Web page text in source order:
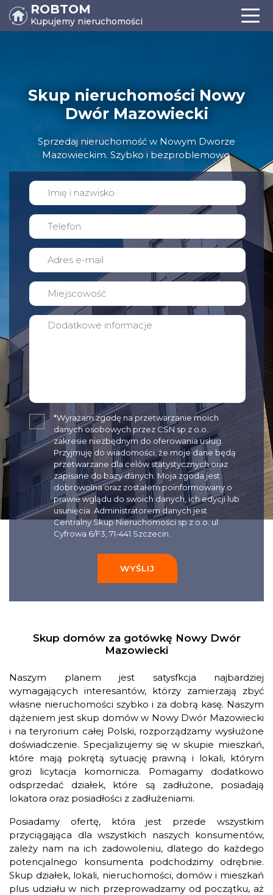
ROBTOM
Kupujemy nieruchomości
Skup nieruchomości Nowy
Dwór Mazowiecki
Sprzedaj nieruchomość w Nowym Dworze
Mazowieckim. Szybko i bezproblemowo.
✓
*Wyrażam zgodę na przetwarzanie moich
danych osobowych przez CSN sp z o.o.
zakresie niezbędnym do oferowania usług.
Przyjmuję do wiadomości, że moje dane będą
przetwarzane dla celów statystycznych oraz
zapisane do bazy danych. Moja zgoda jest
dobrowolna oraz zostałem poinformowany o
prawie wglądu do swoich danych, ich edycji lub
usunięcia. Administratorem danych jest
Centralny Skup Nieruchomości sp z o.o. ul
Cyfrowa 6/F3, 71-441 Szczecin.
WYŚLIJ
Skup domów za gotówkę Nowy Dwór
Mazowiecki
Naszym planem jest satysfkcja najbardziej
wymagających interesantów, którzy zamierzają zbyć
własne nieruchomości szybko i za dobrą kasę. Naszym
dążeniem jest skup domów w Nowy Dwór Mazowiecki
i na teryrorium całej Polski, rozporządzamy wysłużone
doświadczenie. Specjalizujemy się w skupie mieszkań,
które mają pokrętą sytuację prawną i lokali, którym
grozi licytacja komornicza. Pomagamy dodatkowo
odsprzedać działek, które są zadłużone, posiadają
lokatora oraz posiadłości z zadłużeniami.
Posiadamy ofertę, która jest przede wszystkim
przyciągająca dla wszystkich naszych konsumentów,
zależy nam na ich zadowoleniu, dlatego do każdego
potencjalnego konsumenta podchodzimy odrębnie.
Skup działek, lokali, nieruchomości, domów i mieszkań
plus udziału w nich przeprowadzamy od początku, aż